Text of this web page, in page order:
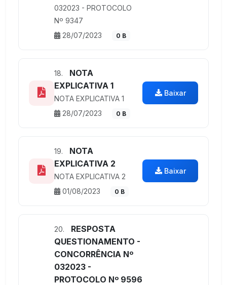
032023 - PROTOCOLO
Nº 9347
28/07/2023
0 B
18.
NOTA
EXPLICATIVA 1
NOTA EXPLICATIVA 1
28/07/2023
0 B
Baixar
19.
NOTA
EXPLICATIVA 2
NOTA EXPLICATIVA 2
01/08/2023
0 B
Baixar
20.
RESPOSTA
QUESTIONAMENTO -
CONCORRÊNCIA Nº
032023 -
PROTOCOLO Nº 9596